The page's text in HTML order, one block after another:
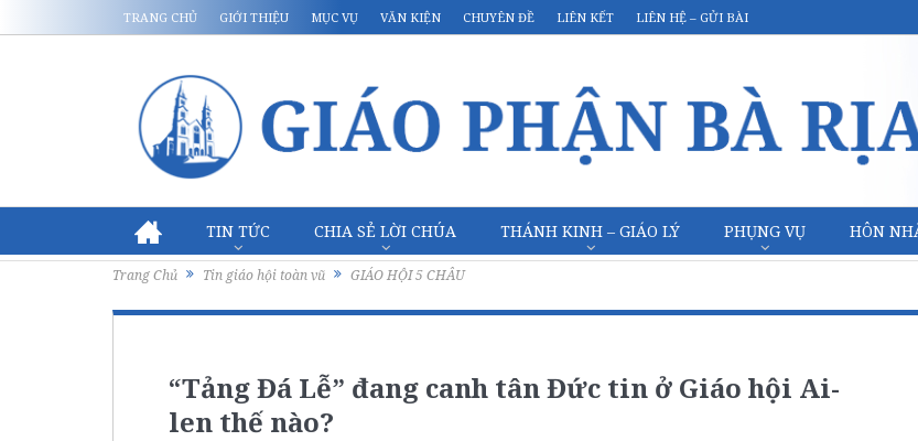
TRANG CHỦ GIỚI THIỆU MỤC VỤ VĂN KIỆN CHUYÊN ĐỀ LIÊN KẾT LIÊN HỆ – GỬI BÀI
TIN TỨC CHIA SẺ LỜI CHÚA THÁNH KINH – GIÁO LÝ PHỤNG VỤ HÔN
Trang Chủ Tin giáo hội toàn vũ GIÁO HỘI 5 CHÂU
“Tảng Đá Lễ” đang canh tân Đức tin ở Giáo hội Ai-
len thế nào?